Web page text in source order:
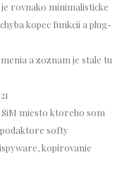
rovnako minimalisticke
kopec funkcii a plug-
a zoznam je stale tu
miesto ktoreho som
softy
kopirovanie